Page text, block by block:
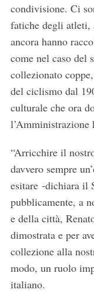
condivisione. Ci
fatiche degli atleti,
ancora hanno
come nel caso del
collezionato
del ciclismo dal
culturale che ora
l’Amministrazione
“Arricchire il
davvero sempre
esitare -dichiara il
pubblicamente, a
e della città,
dimostrata e per
collezione alla
modo, un ruolo
italiano.